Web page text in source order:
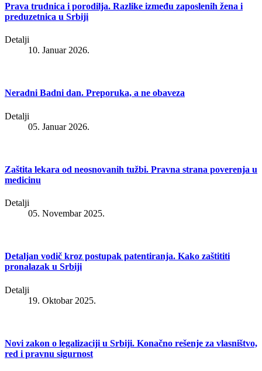
Prava trudnica i porodilja. Razlike između zaposlenih žena i
preduzetnica u Srbiji
Detalji
10. Januar 2026.
Neradni Badni dan. Preporuka, a ne obaveza
Detalji
05. Januar 2026.
Zaštita lekara od neosnovanih tužbi. Pravna strana poverenja u
medicinu
Detalji
05. Novembar 2025.
Detaljan vodič kroz postupak patentiranja. Kako zaštititi
pronalazak u Srbiji
Detalji
19. Oktobar 2025.
Novi zakon o legalizaciji u Srbiji. Konačno rešenje za vlasništvo,
red i pravnu sigurnost